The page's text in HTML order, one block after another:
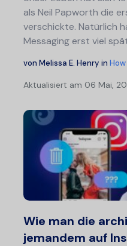
als Neil Papworth die
verschickte. Natürlich
Messaging erst viel
von Melissa E. Henry in How
Aktualisiert am 06 Mai,
Wie man die
jemandem auf